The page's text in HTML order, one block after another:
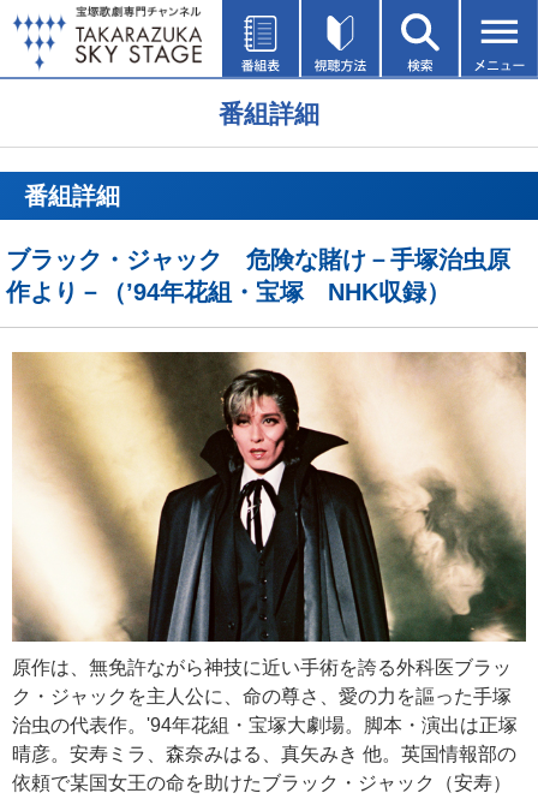
番組詳細
番組詳細
ブラック・ジャック 危険な賭け－手塚治虫原
作より－（’94年花組・宝塚 NHK収録）
原作は、無免許ながら神技に近い手術を誇る外科医ブラッ
ク・ジャックを主人公に、命の尊さ、愛の力を謳った手塚
治虫の代表作。'94年花組・宝塚大劇場。脚本・演出は正塚
晴彦。安寿ミラ、森奈みはる、真矢みき 他。英国情報部の
依頼で某国女王の命を助けたブラック・ジャック（安寿）